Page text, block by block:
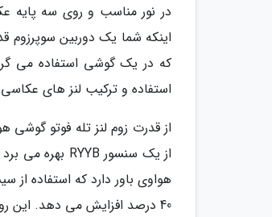
اینکه شما یک دوربین سوپرزوم
که در یک گوشی استفاده می
استفاده و ترکیب لنز های
هواوی باور دارد که استفاده از
40 درصد افزایش می دهد. این روش نو در هر دو لنز اصلی و تله فوتو به کار برده شده است.